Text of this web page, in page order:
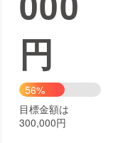
Creation
コミュニティ
円
56%
目標金額は
300,000円